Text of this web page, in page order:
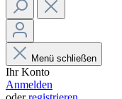
Menü schließen
Ihr Konto
Anmelden